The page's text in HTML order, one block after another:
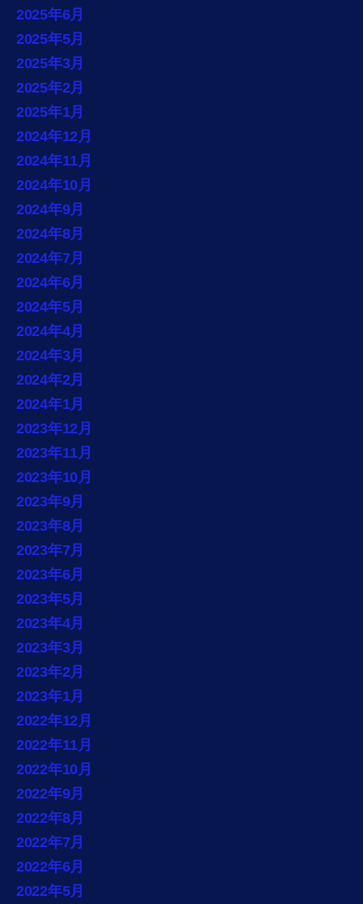
2025年6月
2025年5月
2025年3月
2025年2月
2025年1月
2024年12月
2024年11月
2024年10月
2024年9月
2024年8月
2024年7月
2024年6月
2024年5月
2024年4月
2024年3月
2024年2月
2024年1月
2023年12月
2023年11月
2023年10月
2023年9月
2023年8月
2023年7月
2023年6月
2023年5月
2023年4月
2023年3月
2023年2月
2023年1月
2022年12月
2022年11月
2022年10月
2022年9月
2022年8月
2022年7月
2022年6月
2022年5月